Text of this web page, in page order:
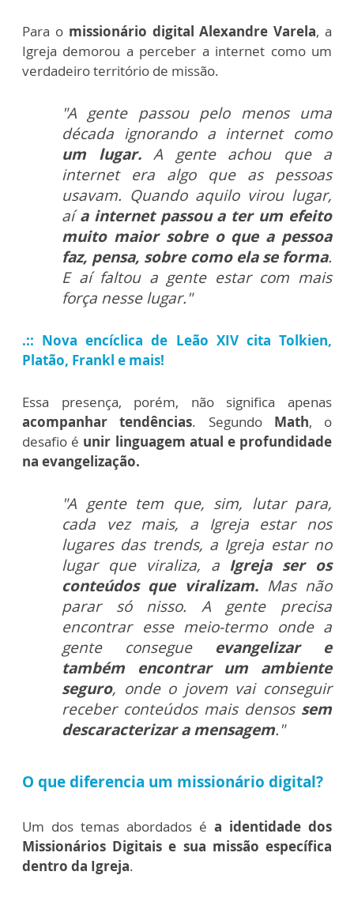
Para o missionário digital Alexandre Varela, a
Igreja demorou a perceber a internet como um
verdadeiro território de missão.
"A gente passou pelo menos uma
década ignorando a internet como
um lugar.A gente achou que a
internet era algo que as pessoas
usavam. Quando aquilo virou lugar,
aía internet passou a ter um efeito
muito maior sobre o que a pessoa
faz, pensa, sobre como ela se forma.
E aí faltou a gente estar com mais
força nesse lugar."
.:: Nova encíclica de Leão XIV cita Tolkien,
Platão, Frankl e mais!
Essa presença, porém, não significa apenas
acompanhar tendências. Segundo Math, o
desafio é unir linguagem atual e profundidade
na evangelização.
"A gente tem que, sim, lutar para,
cada vez mais, a Igreja estar nos
lugares das trends, a Igreja estar no
lugar que viraliza, a Igreja ser os
conteúdos que viralizam.Mas não
parar só nisso. A gente precisa
encontrar esse meio-termo onde a
gente consegue evangelizar e
também encontrar um ambiente
seguro, onde o jovem vai conseguir
receber conteúdos mais densos sem
descaracterizar a mensagem."
O que diferencia um missionário digital?
Um dos temas abordados é a identidade dos
Missionários Digitais e sua missão específica
dentro da Igreja.